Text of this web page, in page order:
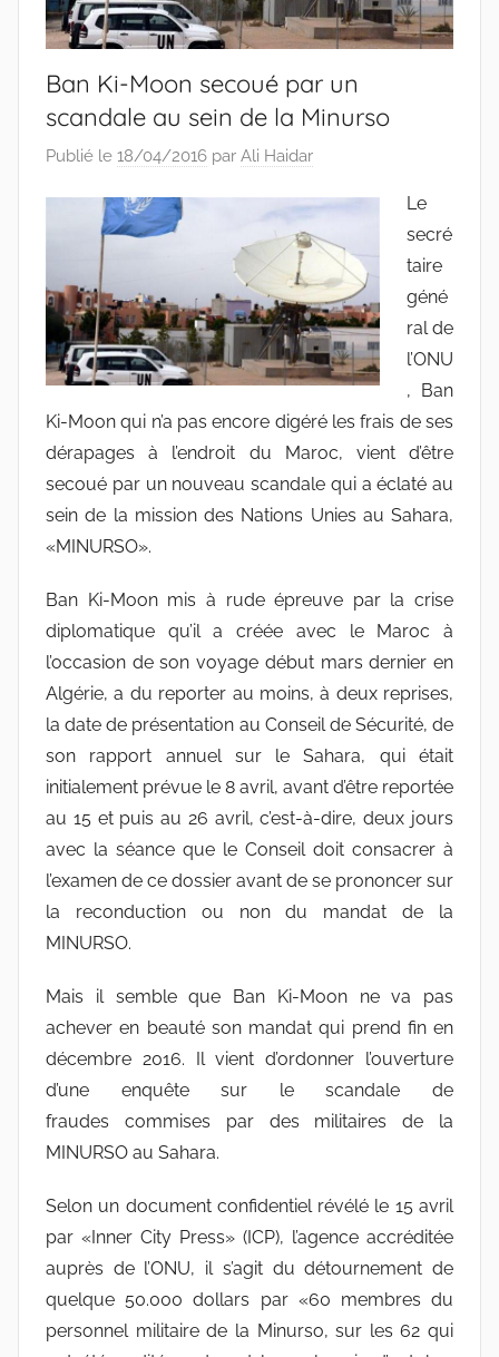
Ban Ki-Moon secoué par un
scandale au sein de la Minurso
Publié le 18/04/2016 par Ali Haidar
Le
secré
taire
géné
ral de
l’ONU
, Ban
Ki-Moon qui n’a pas encore digéré les frais de ses
dérapages à l’endroit du Maroc, vient d’être
secoué par un nouveau scandale qui a éclaté au
sein de la mission des Nations Unies au Sahara,
«MINURSO».
Ban Ki-Moon mis à rude épreuve par la crise
diplomatique qu’il a créée avec le Maroc à
l’occasion de son voyage début mars dernier en
Algérie, a du reporter au moins, à deux reprises,
la date de présentation au Conseil de Sécurité, de
son rapport annuel sur le Sahara, qui était
initialement prévue le 8 avril, avant d’être reportée
au 15 et puis au 26 avril, c’est-à-dire, deux jours
avec la séance que le Conseil doit consacrer à
l’examen de ce dossier avant de se prononcer sur
la reconduction ou non du mandat de la
MINURSO.
Mais il semble que Ban Ki-Moon ne va pas
achever en beauté son mandat qui prend fin en
décembre 2016. Il vient d’ordonner l’ouverture
d’une enquête sur le scandale de
fraudes commises par des militaires de la
MINURSO au Sahara.
Selon un document confidentiel révélé le 15 avril
par «Inner City Press» (ICP), l’agence accréditée
auprès de l’ONU, il s’agit du détournement de
quelque 50.000 dollars par «60 membres du
personnel militaire de la Minurso, sur les 62 qui